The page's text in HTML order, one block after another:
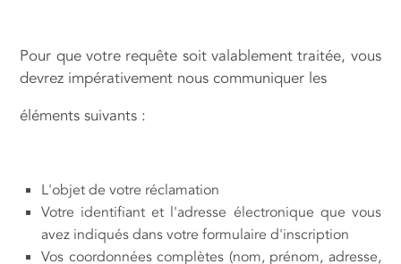
Pour que votre requête soit valablement traitée, vous
devrez impérativement nous communiquer les
éléments suivants :
L'objet de votre réclamation
Votre identifiant et l'adresse électronique que vous
avez indiqués dans votre formulaire d'inscription
Vos coordonnées complètes (nom, prénom, adresse,